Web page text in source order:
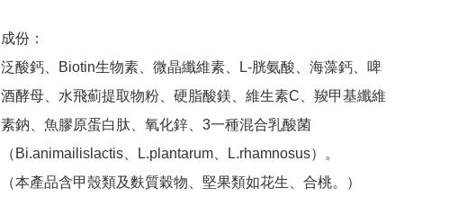
成份：
泛酸鈣、Biotin生物素、微晶纖維素、L-胱氨酸、海藻鈣、啤
酒酵母、水飛薊提取物粉、硬脂酸鎂、維生素C、羧甲基纖維
素鈉、魚膠原蛋白肽、氧化鋅、3一種混合乳酸菌
（Bi.animailislactis、L.plantarum、L.rhamnosus）。
（本產品含甲殼類及麩質穀物、堅果類如花生、合桃。）